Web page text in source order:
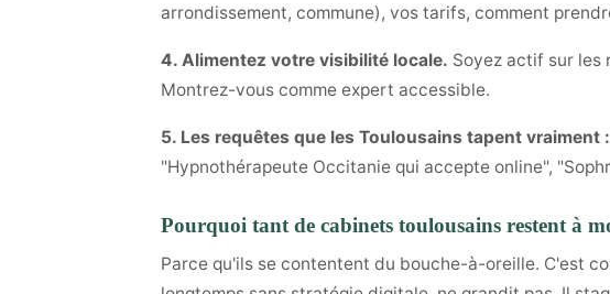
arrondissement, commune), vos tarifs, comment
4. Alimentez votre visibilité locale. Soyez actif sur les
Montrez-vous comme expert accessible.
5. Les requêtes que les Toulousains tapent vraiment :
"Hypnothérapeute Occitanie qui accepte online",
Pourquoi tant de cabinets toulousains restent à
Parce qu'ils se contentent du bouche-à-oreille. C'est